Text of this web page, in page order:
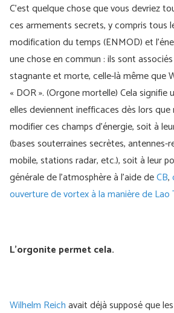
C'est quelque chose que vous devriez
ces armements secrets, y compris tous
modification du temps (ENMOD) et
une chose en commun : ils sont
stagnante et morte, celle-là même que
« DOR ». (Orgone mortelle) Cela signifie
elles deviennent inefficaces dès lors que
modifier ces champs d’énergie, soit à
(bases souterraines secrètes, antennes-
mobile, stations radar, etc.), soit à leur
générale de l’atmosphère à l’aide deCB,
ouverture de vortex à la manière de Lao
L'orgonite permet cela.
Wilhelm Reichavait déjà supposé que